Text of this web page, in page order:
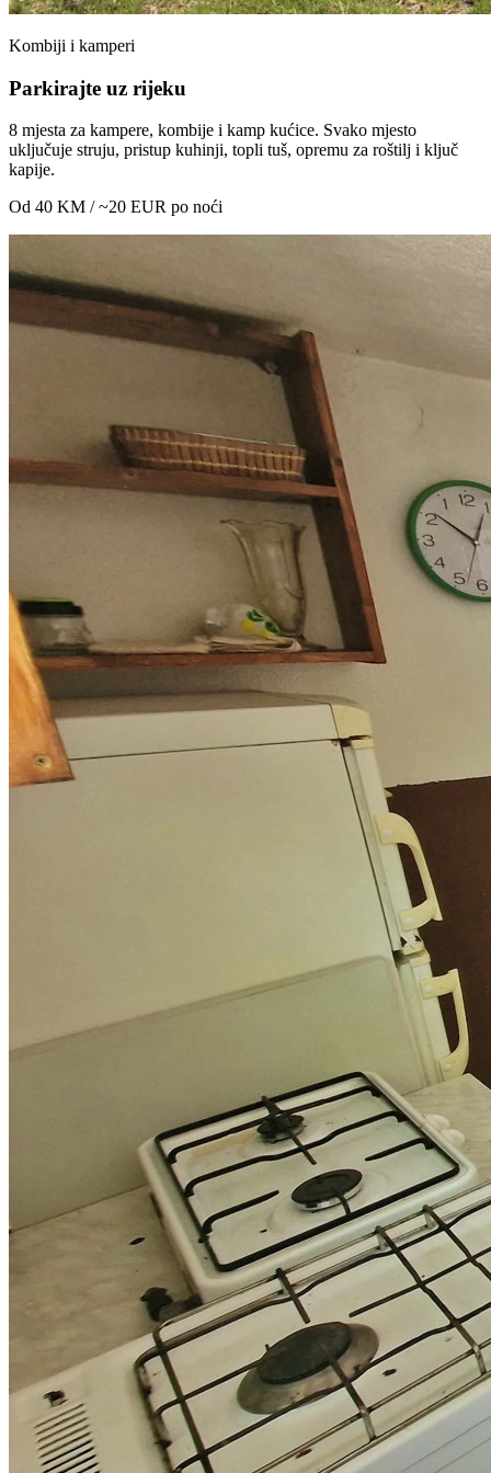
Kombiji i kamperi
Parkirajte uz rijeku
8 mjesta za kampere, kombije i kamp kućice. Svako mjesto
uključuje struju, pristup kuhinji, topli tuš, opremu za roštilj i ključ
kapije.
Od 40 KM / ~20 EUR po noći